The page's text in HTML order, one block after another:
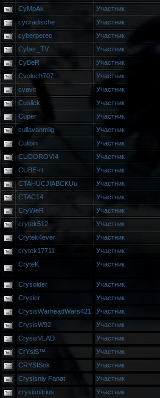
CyMpAk
Участник
cycradische
Участник
cyberperec
Участник
Cyber_TV
Участник
CyBeR
Участник
Cvoloch707
Участник
cvavit
Участник
Cuslick
Участник
Cuper
Участник
cullavanmilg
Участник
Culibin
Участник
CUDOROVI4
Участник
CUBE-rt
Участник
CTAHUCJIABCKUu
Участник
CTAC14
Участник
CryWeR
Участник
crytek512
Участник
Crytek4ever
Участник
crytek17711
Участник
CryteK
Участник
Crysolder Участник
Crysler
Участник
CrysisWarheadWars421
Участник
CrysisW92
Участник
CrysisVLAD
Участник
CrYsiS™
Участник
CRYSISok
Участник
Crysisniy Fanat
Участник
crysisnitrius
Участник